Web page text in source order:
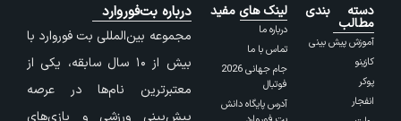
دسته بندی
مطالب
آموزش پیش بینی
کازینو
پوکر
انفجار
لینک های مفید
درباره ما
تماس با ما
جام جهانی 2026
فوتبال
آدرس پایگاه دانش
درباره بت‌فوروارد
مجموعه بین‌المللی بت فوروارد با
بیش از ۱۰ سال سابقه، یکی از
معتبرترین نام‌ها در عرصه
پیش‌بینی ورزشی و بازی‌های